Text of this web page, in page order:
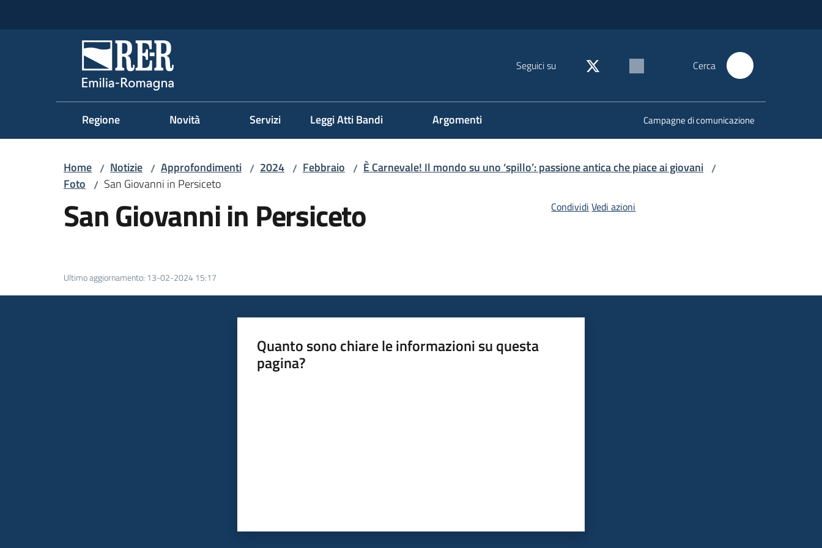
Regione Emilia-Romagna Seguici su Cerca
Regione Novità Servizi Leggi Atti Bandi Argomenti Campagne di comunicazione
Home / Notizie / Approfondimenti / 2024 / Febbraio / È Carnevale! Il mondo su uno ‘spillo’: passione antica che piace ai giovani /
Foto / San Giovanni in Persiceto
San Giovanni in Persiceto Condividi Vedi azioni
Ultimo aggiornamento: 13-02-2024 15:17
Quanto sono chiare le informazioni su questa
pagina?